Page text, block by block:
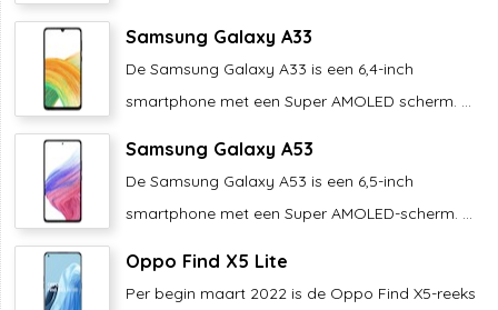
Samsung Galaxy A33
De Samsung Galaxy A33 is een 6,4-inch
smartphone met een Super AMOLED scherm. ...
Samsung Galaxy A53
De Samsung Galaxy A53 is een 6,5-inch
smartphone met een Super AMOLED-scherm. ...
Oppo Find X5 Lite
Per begin maart 2022 is de Oppo Find X5-reeks